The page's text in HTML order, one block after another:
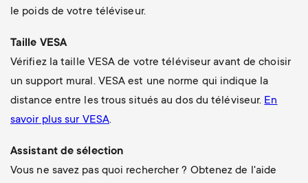
le poids de votre téléviseur.
Taille VESA
Vérifiez la taille VESA de votre téléviseur avant de choisir
un support mural. VESA est une norme qui indique la
distance entre les trous situés au dos du téléviseur. En
savoir plus sur VESA.
Assistant de sélection
Vous ne savez pas quoi rechercher ? Obtenez de l'aide